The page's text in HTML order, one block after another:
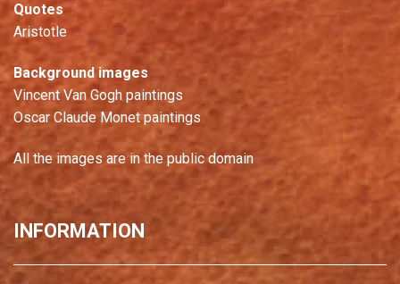
Quotes
Aristotle
Background images
Vincent Van Gogh paintings
Oscar Claude Monet paintings
All the images are in the public domain
INFORMATION